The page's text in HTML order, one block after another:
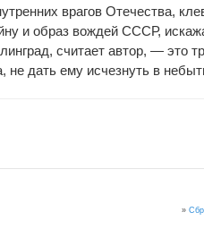
врагов Отечества,
и образ вождей СССР,
считает автор, — это
не дать ему исчезнуть в
»